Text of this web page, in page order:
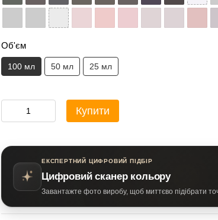
Об'єм
100 мл 50 мл 25 мл
Купити
ЕКСПЕРТНИЙ ЦИФРОВИЙ ПІДБІР
Цифровий сканер кольору
Завантажте фото виробу, щоб миттєво підібрати